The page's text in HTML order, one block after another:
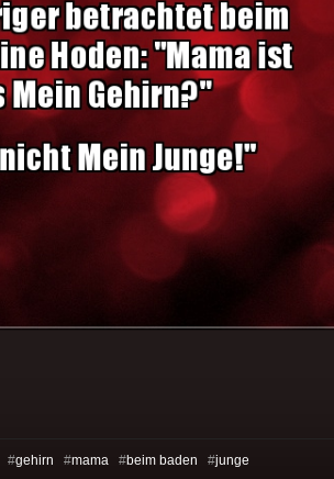
#gehirn #mama #beim baden #junge